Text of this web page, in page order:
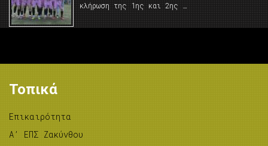
κλήρωση της 1ης και 2ης …
Τοπικά
Επικαιρότητα
A’ ΕΠΣ Ζακύνθου